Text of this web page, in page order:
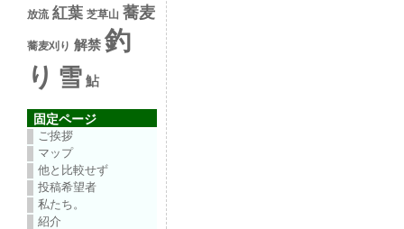
放流 紅葉 芝草山 蕎麦
蕎麦刈り 解禁 釣
り 雪 鮎
固定ページ
ご挨拶
マップ
他と比較せず
投稿希望者
私たち。
紹介